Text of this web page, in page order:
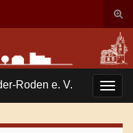
Roden e. V.